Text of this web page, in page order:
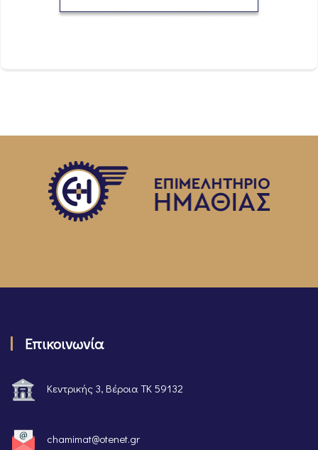
Επικοινωνία
Κεντρικής 3, Βέροια ΤΚ 59132
chamimat@otenet.gr